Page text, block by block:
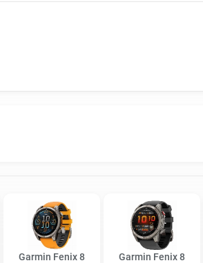
Garmin Fenix 8
Garmin Fenix 8